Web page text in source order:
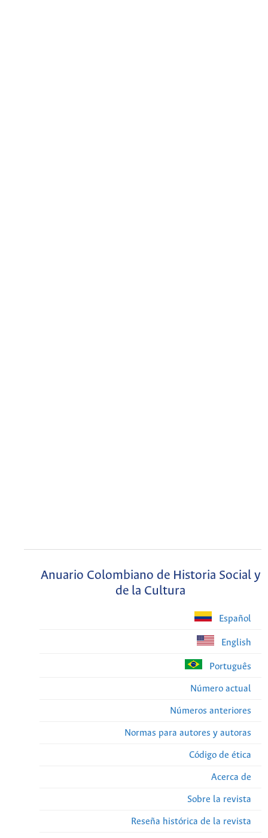
Anuario Colombiano de Historia Social y
de la Cultura
Español
English
Português
Número actual
Números anteriores
Normas para autores y autoras
Código de ética
Acerca de
Sobre la revista
Reseña histórica de la revista